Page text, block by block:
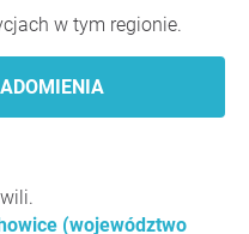
w tym regionie.
(województwo